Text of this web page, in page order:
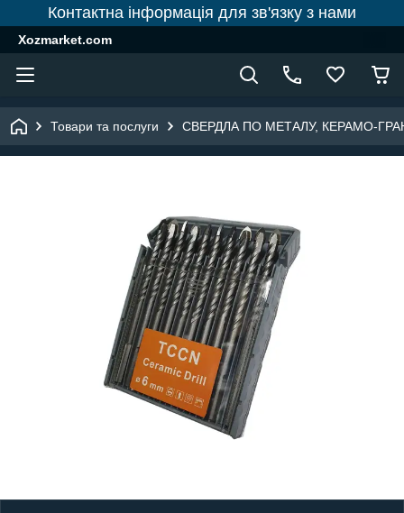
Контактна інформація для зв'язку з нами
Xozmarket.com
Товари та послуги СВЕРДЛА ПО МЕТАЛУ, КЕРАМО-